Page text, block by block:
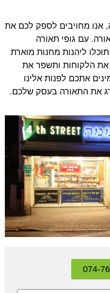
אנו מחויבים לספק לכם את
עם גופי תאורה
ליהנות מחנות מוארת
הלקוחות ותשפר את
אתכם לפנות אלינו
את התאורה בעסק שלכם.
074-